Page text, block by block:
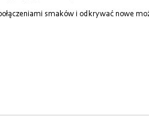
smaków i odkrywać nowe